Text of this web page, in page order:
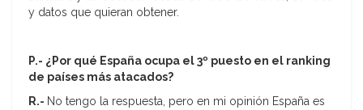
y datos que quieran obtener.
P.- ¿Por qué España ocupa el 3º puesto en el ranking
de países más atacados?
R.- No tengo la respuesta, pero en mi opinión España es